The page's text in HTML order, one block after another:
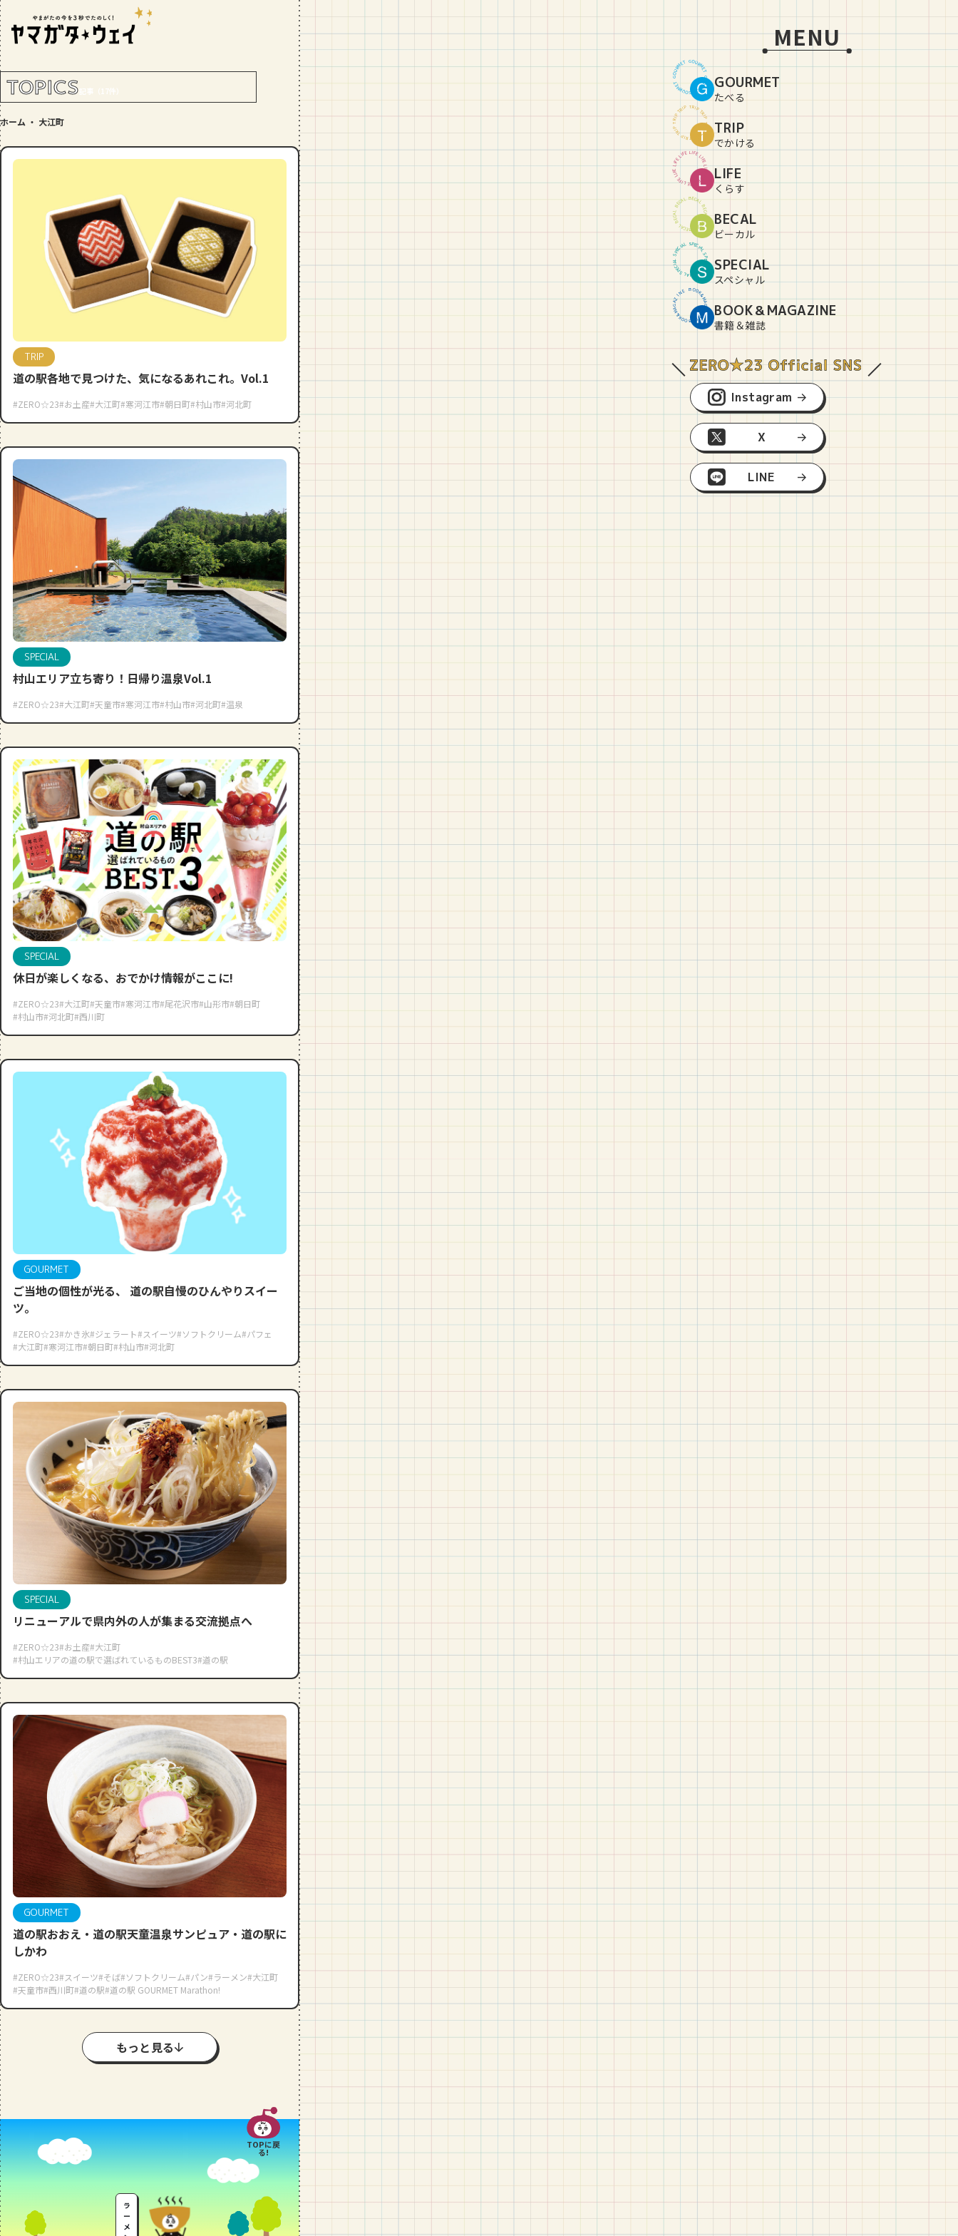
RANKING!
の人気ランキング付！～日刊ヤマガタ
ウェイが厳選
GOURMET
【お肉をやわらかくする方法10選】結
局何が効果的？～おすすめのお取り寄
せセットも！
TRIP
【写真付き】山寺の階段はきつい？階
山形のおすすめパン屋さん【26選】地
_vol.1
MENU
GOURME
T
G
O
U
R
M
E
T
G
O
U
R
M
E
T
G
O
U
RMET
GOURMET
たべる
TRIPT
RI
P
T
R
P
T
R
T
R
I
P
T
R
I
P
T
R
I
P
T
RIP
TRIP
でかける
LIFEL
IF
E
L
F
L
I
FE
F
E
L
I
F
E
L
I
F
E
L
IF
E
LIFE
LIFE
くらす
BECA
L
BE
C
A
L
B
E
C
A
B
E
C
A
L
B
E
C
A
L
BE
CAL
BECAL
ビーカル
SPECI
A
L
SP
E
C
A
L
S
P
CI
A
L
S
P
E
C
I
A
L
SP
E
CIAL
SPECIAL
スペシャル
BOOK
&M
A
G
A
Z
I
N
E
B
O
O
K
&
M
A
G
A
Z
I
NE
BOOK＆MAGAZINE
書籍＆雑誌
Instagram
X
LINE
TOPICS記事（17件）
ホーム ・ 大江町
TRIP
道の駅各地で見つけた、気になるあれこれ。Vol.1
#ZERO☆23#お土産#大江町#寒河江市#朝日町#村山市#河北町
SPECIAL
村山エリア立ち寄り！日帰り温泉Vol.1
#ZERO☆23#大江町#天童市#寒河江市#村山市#河北町#温泉
SPECIAL
休日が楽しくなる、おでかけ情報がここに!
#ZERO☆23#大江町#天童市#寒河江市#尾花沢市#山形市#朝日町
#村山市#河北町#西川町
GOURMET
ご当地の個性が光る、 道の駅自慢のひんやりスイー
ツ。
#ZERO☆23#かき氷#ジェラート#スイーツ#ソフトクリーム#パフェ
#大江町#寒河江市#朝日町#村山市#河北町
SPECIAL
リニューアルで県内外の人が集まる交流拠点へ
#ZERO☆23#お土産#大江町
#村山エリアの道の駅で選ばれているものBEST3#道の駅
GOURMET
道の駅おおえ・道の駅天童温泉サンピュア・道の駅に
しかわ
#ZERO☆23#スイーツ#そば#ソフトクリーム#パン#ラーメン#大江町
#天童市#西川町#道の駅#道の駅 GOURMET Marathon!
もっと見る
TOPに戻
る!
ラ
ー
メ